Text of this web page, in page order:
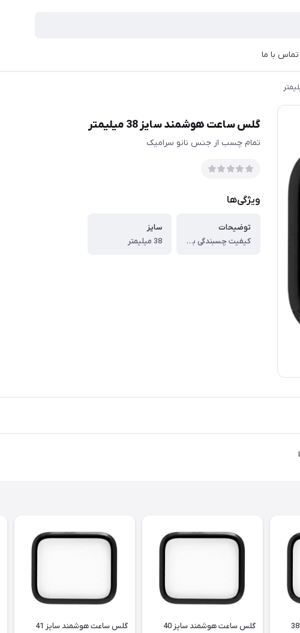
تماس با ما
گلس ساعت هوشمند سایز 38 میلیمتر
تمام چسب از جنس نانو سرامیک
ویژگی‌ها
توضیحات
کیفیت چسبندگی بالا و مقاوم در برابر ضربه های شدید (تمام چسب از جنس نانو سرامیک)
سایز
38 میلیمتر
گلس ساعت هوشمند سایز 38
گلس ساعت هوشمند سایز 40
گلس ساعت هوشمند سایز 41